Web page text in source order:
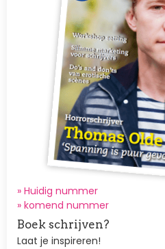
» Huidig nummer
» komend nummer
Boek schrijven?
Laat je inspireren!